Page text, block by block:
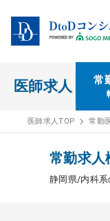
医師求人 常
医師求人TOP 常勤
常勤求人
静岡県/内科系